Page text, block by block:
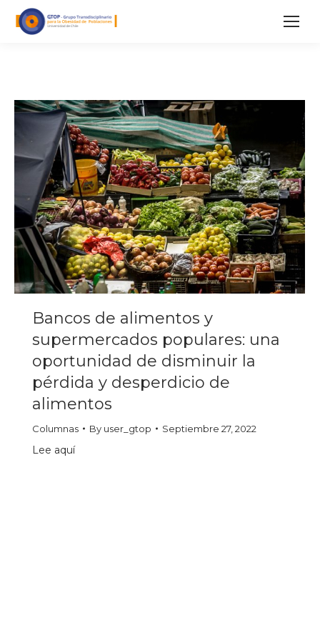
Bancos de alimentos y
supermercados populares: una
oportunidad de disminuir la
pérdida y desperdicio de
alimentos
Columnas By user_gtop Septiembre 27, 2022
Lee aquí